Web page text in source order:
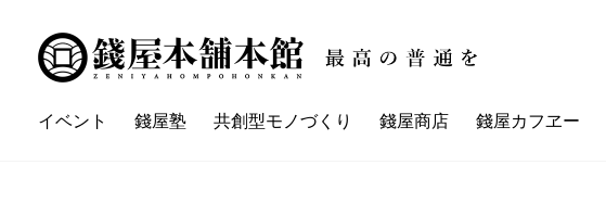
イベント 錢屋塾 共創型モノづくり 錢屋商店 錢屋カフヱー